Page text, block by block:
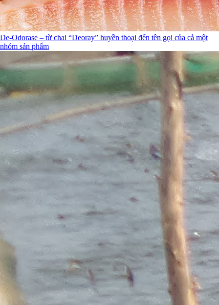
De-Odorase – từ chai “Deoray” huyền thoại đến tên gọi của cả một
nhóm sản phẩm